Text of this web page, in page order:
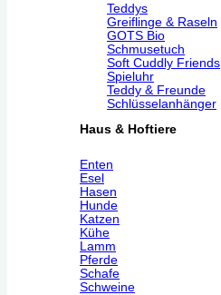
Teddys
Greiflinge & Raseln
GOTS Bio
Schmusetuch
Soft Cuddly Friends
Spieluhr
Teddy & Freunde
Schlüsselanhänger
Haus & Hoftiere
Enten
Esel
Hasen
Hunde
Katzen
Kühe
Lamm
Pferde
Schafe
Schweine